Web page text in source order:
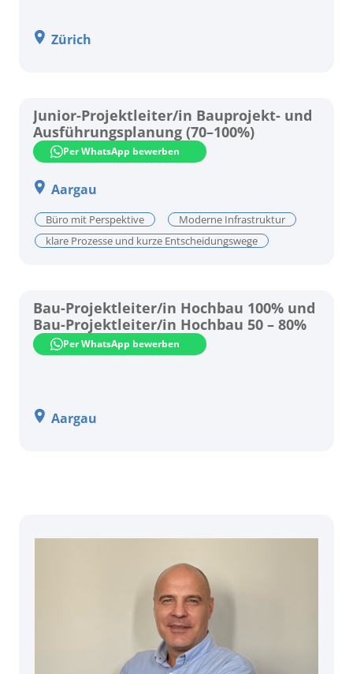
Zürich
Junior-Projektleiter/in Bauprojekt- und
Ausführungsplanung (70–100%)
Per WhatsApp bewerben
Aargau
Büro mit Perspektive
Moderne Infrastruktur
klare Prozesse und kurze Entscheidungswege
Bau-Projektleiter/in Hochbau 100% und
Bau-Projektleiter/in Hochbau 50 – 80%
Per WhatsApp bewerben
Aargau